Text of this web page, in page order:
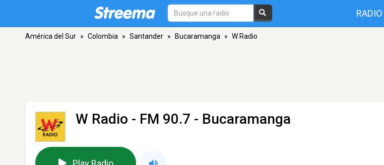
RADIO
América del Sur » Colombia » Santander » Bucaramanga » W Radio
W Radio - FM 90.7 - Bucaramanga